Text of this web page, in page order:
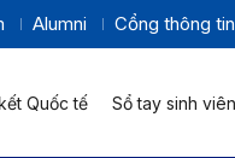
Alumni Cổng thông
Quốc tế Sổ tay sinh viên